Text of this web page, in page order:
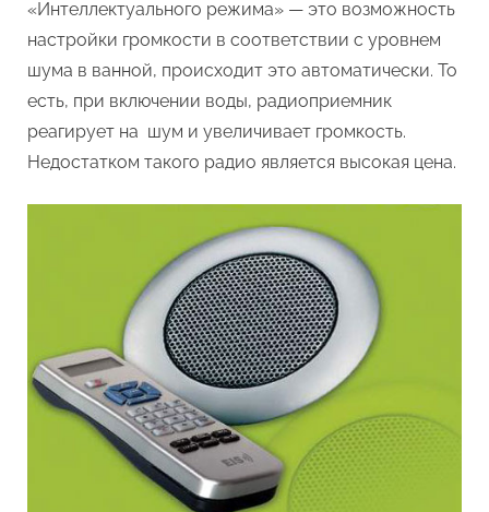
«Интеллектуального режима» — это возможность
настройки громкости в соответствии с уровнем
шума в ванной, происходит это автоматически. То
есть, при включении воды, радиоприемник
реагирует на шум и увеличивает громкость.
Недостатком такого радио является высокая цена.